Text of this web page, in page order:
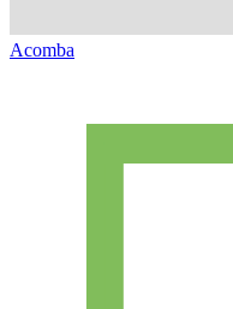
Acomba